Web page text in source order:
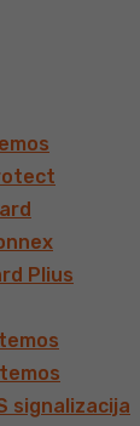
Plius
signalizacija